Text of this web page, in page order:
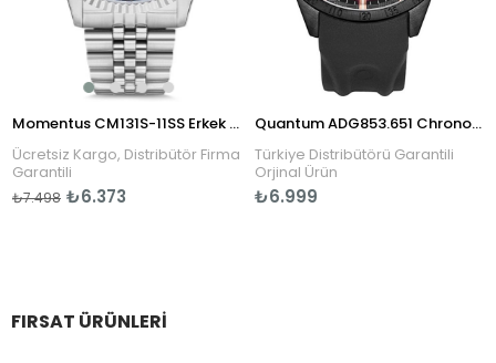
Momentus CM131S-11SS Erkek Kol Saati
Ücretsiz Kargo, Distribütör Firma
Garantili
₺6.373
₺7.498
Quantum ADG853.651 Chronograph Erkek Kol Saati
Türkiye Distribütörü Garantili
Orjinal Ürün
₺6.999
FIRSAT ÜRÜNLERI